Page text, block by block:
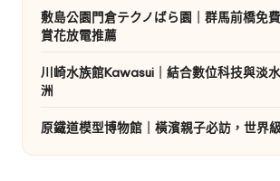
敷島公園門倉テクノばら園｜群馬前橋免
賞花放電推薦
川崎水族館Kawasui｜結合數位科技與淡
洲
原鐵道模型博物館｜橫濱親子必訪，世界